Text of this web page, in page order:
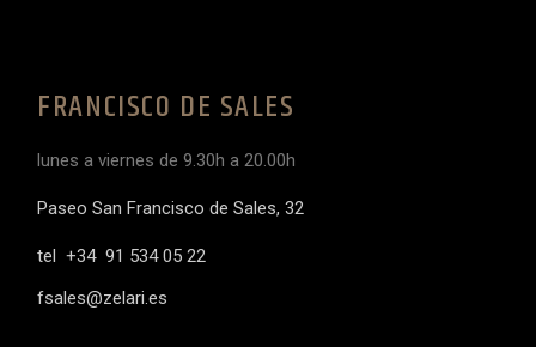
FRANCISCO DE SALES
lunes a viernes de 9.30h a 20.00h
Paseo San Francisco de Sales, 32
tel +34 91 534 05 22
fsales@zelari.es